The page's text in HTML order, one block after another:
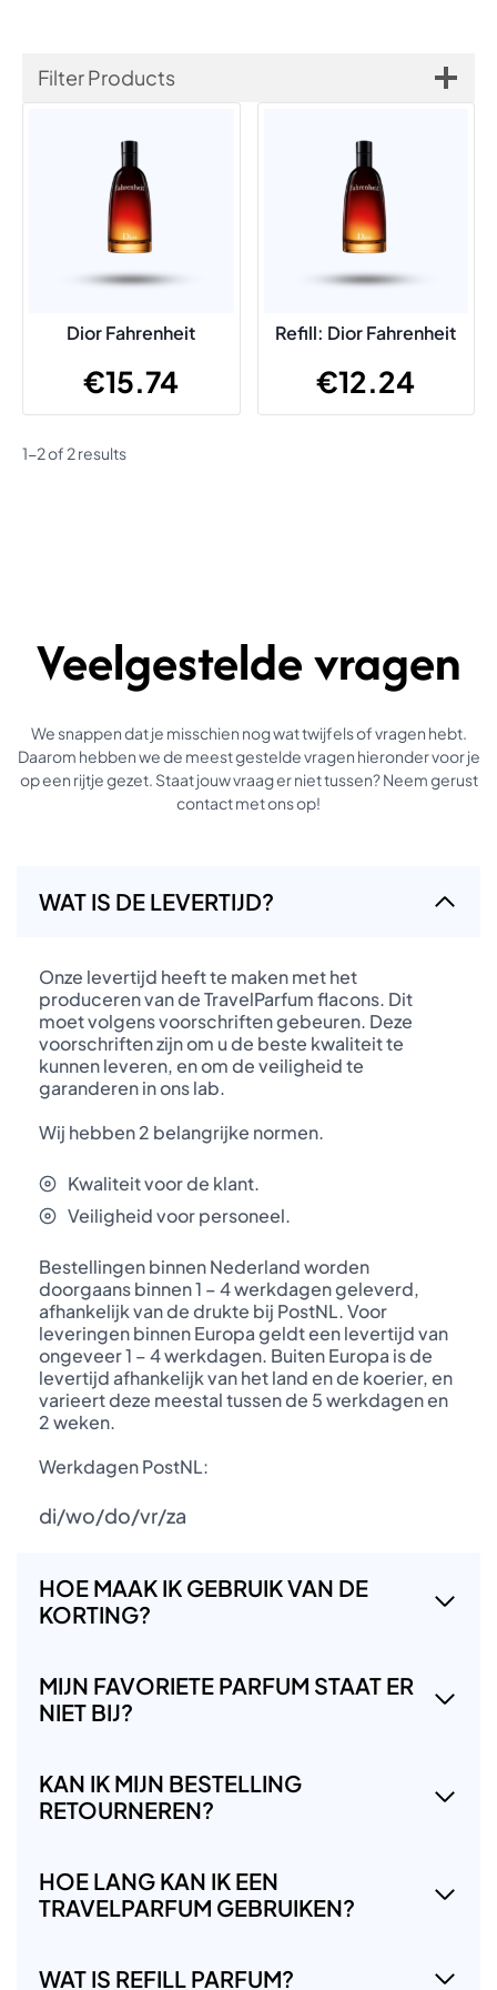
Filter Products
Dior Fahrenheit
€15.74
Refill: Dior Fahrenheit
€12.24
1-2 of 2 results
Veelgestelde vragen
We snappen dat je misschien nog wat twijfels of vragen hebt.
Daarom hebben we de meest gestelde vragen hieronder voor je
op een rijtje gezet. Staat jouw vraag er niet tussen? Neem gerust
contact met ons op!
WAT IS DE LEVERTIJD?
Onze levertijd heeft te maken met het
produceren van de TravelParfum flacons. Dit
moet volgens voorschriften gebeuren. Deze
voorschriften zijn om u de beste kwaliteit te
kunnen leveren, en om de veiligheid te
garanderen in ons lab.
Wij hebben 2 belangrijke normen.
Kwaliteit voor de klant.
Veiligheid voor personeel.
Bestellingen binnen Nederland worden
doorgaans binnen 1 – 4 werkdagen geleverd,
afhankelijk van de drukte bij PostNL. Voor
leveringen binnen Europa geldt een levertijd van
ongeveer 1 – 4 werkdagen. Buiten Europa is de
levertijd afhankelijk van het land en de koerier, en
varieert deze meestal tussen de 5 werkdagen en
2 weken.
Werkdagen PostNL:
di/wo/do/vr/za
HOE MAAK IK GEBRUIK VAN DE
KORTING?
MIJN FAVORIETE PARFUM STAAT ER
NIET BIJ?
KAN IK MIJN BESTELLING
RETOURNEREN?
HOE LANG KAN IK EEN
TRAVELPARFUM GEBRUIKEN?
WAT IS REFILL PARFUM?